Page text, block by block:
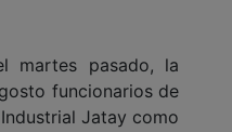
martes pasado, la
funcionarios de
Jatay como